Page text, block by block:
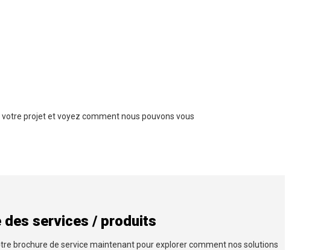
projet et voyez comment nous pouvons vous
des services / produits
brochure de service maintenant pour explorer comment nos solutions